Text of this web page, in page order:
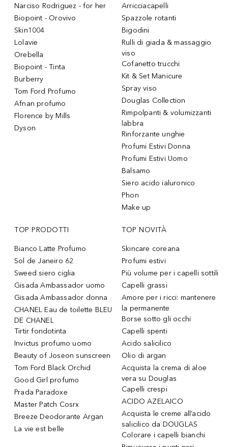
Narciso Rodriguez - for her
Biopoint - Orovivo
Skin1004
Lolavie
Orebella
Biopoint - Tinta
Burberry
Tom Ford Profumo
Afnan profumo
Florence by Mills
Dyson
Arricciacapelli
Spazzole rotanti
Bigodini
Rulli di giada & massaggio
viso
Cofanetto trucchi
Kit & Set Manicure
Spray viso
Douglas Collection
Rimpolpanti & volumizzanti
labbra
Rinforzante unghie
Profumi Estivi Donna
Profumi Estivi Uomo
Balsamo
Siero acido ialuronico
Phon
Make up
TOP PRODOTTI
Bianco Latte Profumo
Sol de Janeiro 62
Sweed siero ciglia
Gisada Ambassador uomo
Gisada Ambassador donna
CHANEL Eau de toilette BLEU
DE CHANEL
Tirtir fondotinta
Invictus profumo uomo
Beauty of Joseon sunscreen
Tom Ford Black Orchid
Good Girl profumo
Prada Paradoxe
Master Patch Cosrx
Breeze Deodorante Argan
La vie est belle
TOP NOVITÀ
Skincare coreana
Profumi estivi
Più volume per i capelli sottili
Capelli grassi
Amore per i ricci: mantenere
la permanente
Borse sotto gli occhi
Capelli spenti
Acido salicilico
Olio di argan
Acquista la crema di aloe
vera su Douglas
Capelli crespi
ACIDO AZELAICO
Acquista le creme all’acido
salicilico da DOUGLAS
Colorare i capelli bianchi